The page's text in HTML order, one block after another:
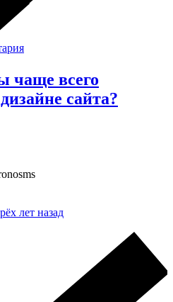
чаще всего
сайта?
лет назад